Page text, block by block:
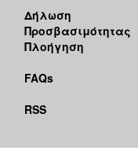
Δήλωση
Προσβασιμότητας
Πλοήγηση
FAQs
RSS